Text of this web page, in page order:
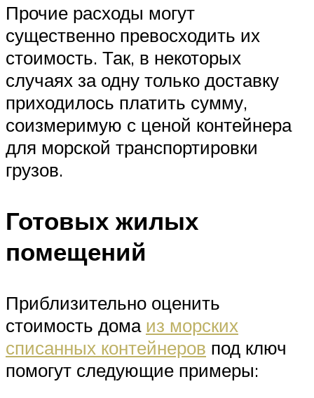
Прочие расходы могут
существенно превосходить их
стоимость. Так, в некоторых
случаях за одну только доставку
приходилось платить сумму,
соизмеримую с ценой контейнера
для морской транспортировки
грузов.
Готовых жилых
помещений
Приблизительно оценить
стоимость дома из морских
списанных контейнеров под ключ
помогут следующие примеры: